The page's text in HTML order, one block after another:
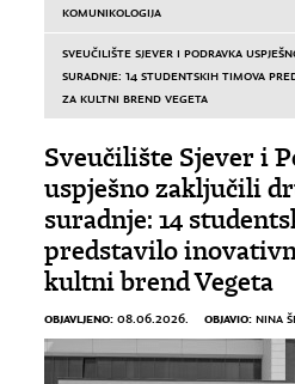
KOMUNIKOLOGIJA
SVEUČILIŠTE SJEVER I PODRAVKA
SURADNJE: 14 STUDENTSKIH TIMOVA
ZA KULTNI BREND VEGETA
Sveučilište Sjever i
uspješno zaključili
suradnje: 14
predstavilo
kultni brend Vegeta
OBJAVLJENO: 08.06.2026. OBJAVIO: NINA